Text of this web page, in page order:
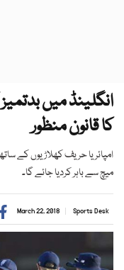
انگلینڈ میں
کا قانون منظور
امپائر یا حریف کھلاڑیوں کے
میچ سے باہر کردیا جائے گا۔
Sports Desk
March 22, 2018